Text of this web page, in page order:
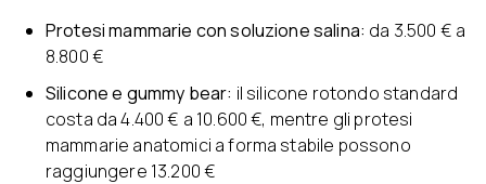
Protesi mammarie con soluzione salina: da 3.500 € a
8.800 €
Silicone e gummy bear: il silicone rotondo standard
costa da 4.400 € a 10.600 €, mentre gli protesi
mammarie anatomici a forma stabile possono
raggiungere 13.200 €